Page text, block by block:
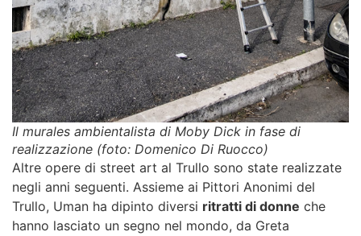
Il murales ambientalista di Moby Dick in fase di
realizzazione (foto: Domenico Di Ruocco)
Altre opere di street art al Trullo sono state realizzate
negli anni seguenti. Assieme ai Pittori Anonimi del
Trullo, Uman ha dipinto diversi ritratti di donne che
hanno lasciato un segno nel mondo, da Greta